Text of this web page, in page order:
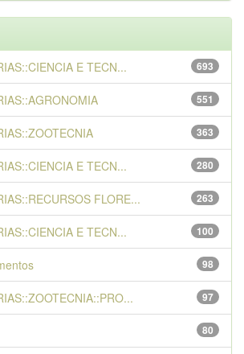
693
E TECN...
551
363
280
E TECN...
263
FLORE...
100
E TECN...
98
97
80